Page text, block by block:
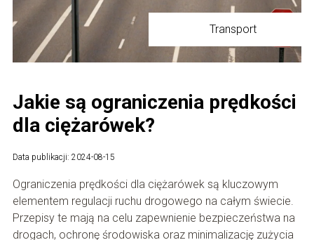
Transport
Jakie są ograniczenia prędkości
dla ciężarówek?
Data publikacji: 2024-08-15
Ograniczenia prędkości dla ciężarówek są kluczowym
elementem regulacji ruchu drogowego na całym świecie.
Przepisy te mają na celu zapewnienie bezpieczeństwa na
drogach, ochronę środowiska oraz minimalizację zużycia